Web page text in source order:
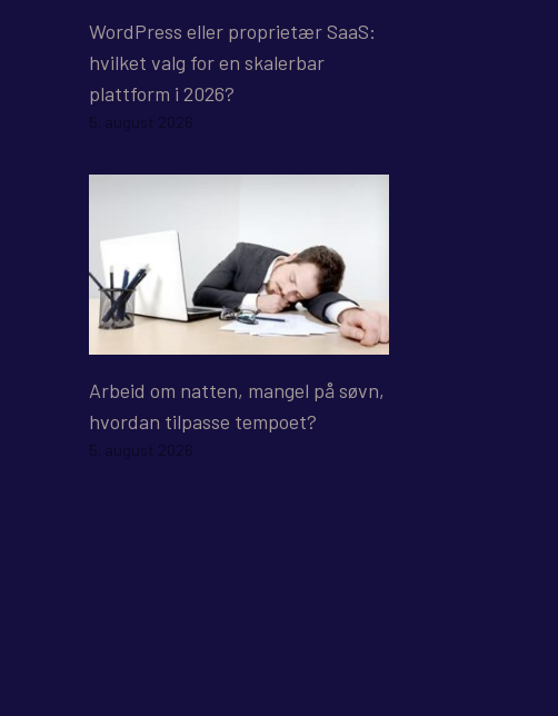
WordPress eller proprietær SaaS:
hvilket valg for en skalerbar
plattform i 2026?
5. august 2026
Arbeid om natten, mangel på søvn,
hvordan tilpasse tempoet?
5. august 2026